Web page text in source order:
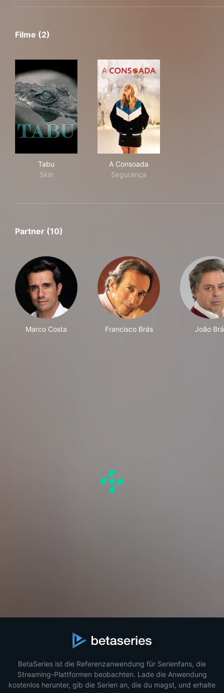
Filme (2)
Tabu
Skin
A Consoada
Segurança
Partner (10)
Marco Costa Francisco Brás João
BetaSeries ist die Referenzanwendung für Serienfans, die
Streaming-Plattformen beobachten. Lade die Anwendung
kostenlos herunter, gib die Serien an, die du magst, und erhalte